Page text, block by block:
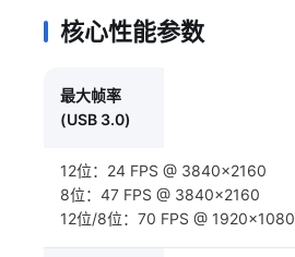
核心性能参数
最大帧率
(USB 3.0)
12位：24 FPS @ 3840×2160
8位：47 FPS @ 3840×2160
12位/8位：70 FPS @ 1920×1080